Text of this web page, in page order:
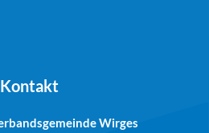
Kontakt
Wirges